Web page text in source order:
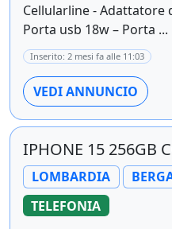
Cellularline - Adattatore
Porta usb 18w – Porta ...
Inserito: 2 mesi fa alle 11:03
VEDI ANNUNCIO
IPHONE 15 256GB
LOMBARDIA
TELEFONIA